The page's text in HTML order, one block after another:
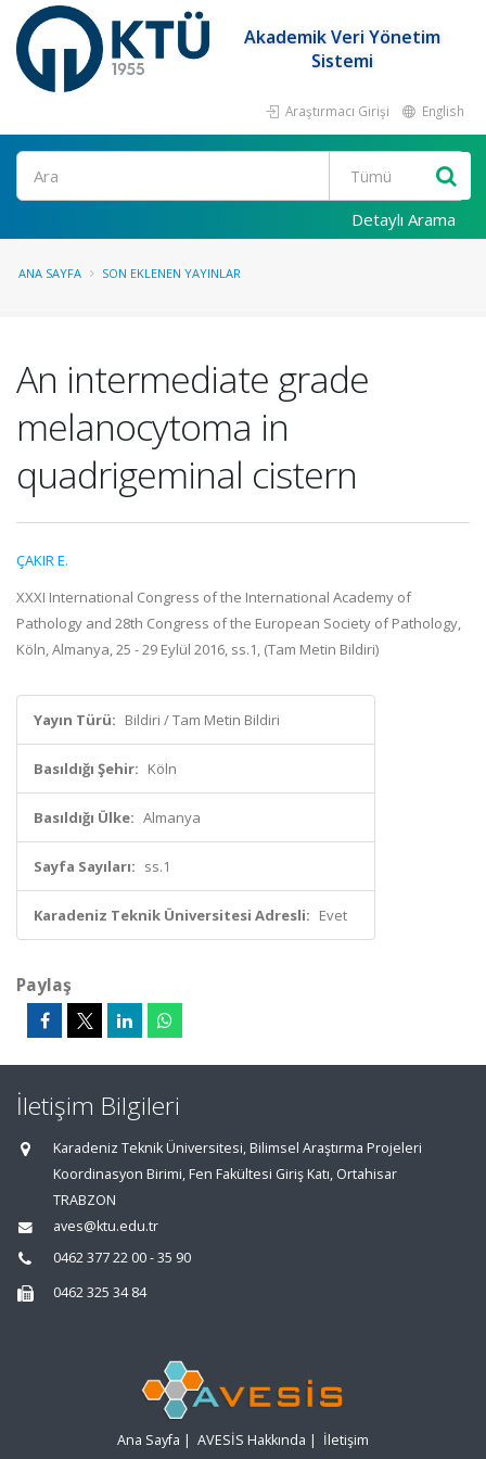
Akademik Veri Yönetim
Sistemi
Araştırmacı Girişi English
Ara
Detaylı Arama
ANA SAYFA SON EKLENEN YAYINLAR
An intermediate grade
melanocytoma in
quadrigeminal cistern
ÇAKIR E.
XXXI International Congress of the International Academy of
Pathology and 28th Congress of the European Society of Pathology,
Köln, Almanya, 25 - 29 Eylül 2016, ss.1, (Tam Metin Bildiri)
Yayın Türü: Bildiri / Tam Metin Bildiri
Basıldığı Şehir: Köln
Basıldığı Ülke: Almanya
Sayfa Sayıları: ss.1
Karadeniz Teknik Üniversitesi Adresli: Evet
Paylaş
İletişim Bilgileri
Karadeniz Teknik Üniversitesi, Bilimsel Araştırma Projeleri
Koordinasyon Birimi, Fen Fakültesi Giriş Katı, Ortahisar
TRABZON
aves@ktu.edu.tr
0462 377 22 00 - 35 90
0462 325 34 84
Ana Sayfa | AVESİS Hakkında | İletişim